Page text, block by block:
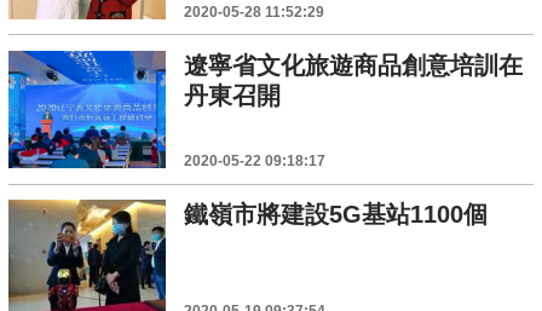
2020-05-28 11:52:29
遼寧省文化旅遊商品創意培訓在
丹東召開
2020-05-22 09:18:17
鐵嶺市將建設5G基站1100個